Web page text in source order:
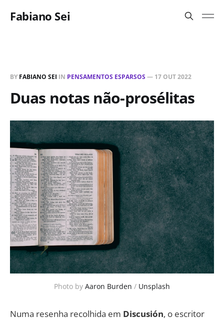
Fabiano Sei
BY FABIANO SEI IN PENSAMENTOS ESPARSOS — 17 OUT 2022
Duas notas não-prosélitas
Photo by Aaron Burden / Unsplash
Numa resenha recolhida em Discusión, o escritor